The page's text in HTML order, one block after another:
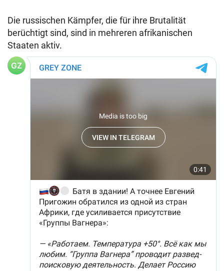
Die russischen Kämpfer, die für ihre Brutalität
berüchtigt sind, sind in mehreren afrikanischen
Staaten aktiv.